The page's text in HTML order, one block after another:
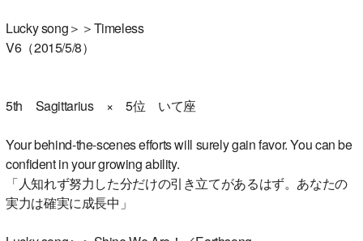
Lucky song＞＞Timeless
V6（2015/5/8）
5th Sagittarius × 5位 いて座
Your behind-the-scenes efforts will surely gain favor. You can be
confident in your growing ability.
「人知れず努力した分だけの引き立てがあるはず。あなたの
実力は確実に成長中」